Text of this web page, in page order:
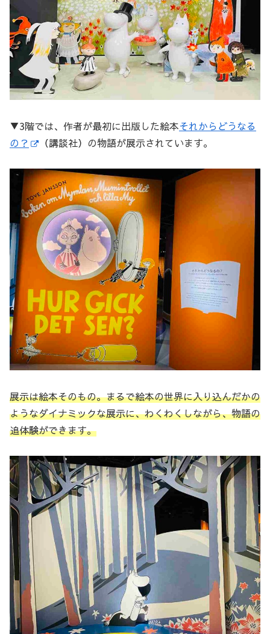
▼3階では、作者が最初に出版した絵本それからどうなる
の？
（講談社）の物語が展示されています。
展示は絵本そのもの。まるで絵本の世界に入り込んだかの
ようなダイナミックな展示に、わくわくしながら、物語の
追体験ができます。